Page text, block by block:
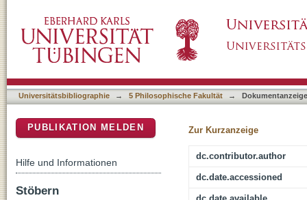
Universitätsbibliographie → 5 Philosophische Fakultät → Dokumentanzeige
Zur Kurzanzeige
dc.contributor.author
dc.date.accessioned
PUBLIKATION MELDEN
Hilfe und Informationen
Stöbern